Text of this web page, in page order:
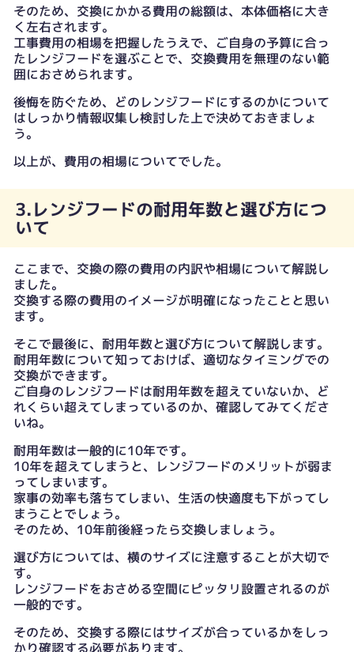
そのため、交換にかかる費用の総額は、本体価格に大き
く左右されます。
工事費用の相場を把握したうえで、ご自身の予算に合っ
たレンジフードを選ぶことで、交換費用を無理のない範
囲におさめられます。
後悔を防ぐため、どのレンジフードにするのかについて
はしっかり情報収集し検討した上で決めておきましょ
う。
以上が、費用の相場についてでした。
3.レンジフードの耐用年数と選び方につ
いて
ここまで、交換の際の費用の内訳や相場について解説し
ました。
交換する際の費用のイメージが明確になったことと思い
ます。
そこで最後に、耐用年数と選び方について解説します。
耐用年数について知っておけば、適切なタイミングでの
交換ができます。
ご自身のレンジフードは耐用年数を超えていないか、ど
れくらい超えてしまっているのか、確認してみてくださ
いね。
耐用年数は一般的に10年です。
10年を超えてしまうと、レンジフードのメリットが弱ま
ってしまいます。
家事の効率も落ちてしまい、生活の快適度も下がってし
まうことでしょう。
そのため、10年前後経ったら交換しましょう。
選び方については、横のサイズに注意することが大切で
す。
レンジフードをおさめる空間にピッタリ設置されるのが
一般的です。
そのため、交換する際にはサイズが合っているかをしっ
かり確認する必要があります。